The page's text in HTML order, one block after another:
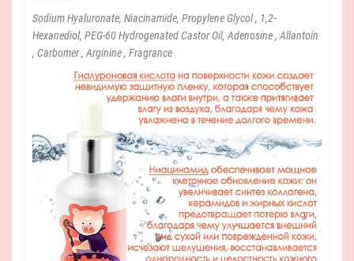
Sodium Hyaluronate, Niacinamide, Propylene Glycol , 1,2-
Hexanediol, PEG-60 Hydrogenated Castor Oil, Adenosine , Allantoin
, Carbomer , Arginine , Fragrance